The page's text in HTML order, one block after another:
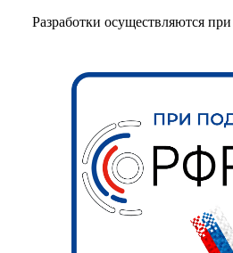
Разработки осуществляются